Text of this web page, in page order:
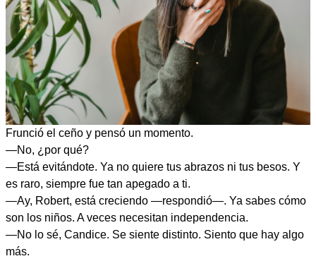
Frunció el ceño y pensó un momento.
—No, ¿por qué?
—Está evitándote. Ya no quiere tus abrazos ni tus besos. Y
es raro, siempre fue tan apegado a ti.
—Ay, Robert, está creciendo —respondió—. Ya sabes cómo
son los niños. A veces necesitan independencia.
—No lo sé, Candice. Se siente distinto. Siento que hay algo
más.